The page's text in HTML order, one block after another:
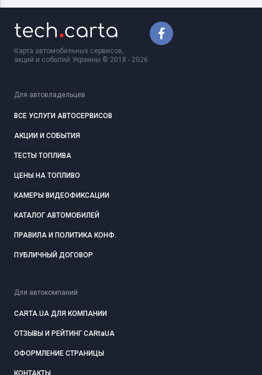
Карта автомобильных сервисов,
акций и событий Украины © 2018 - 2026
Для автовладельцев
ВСЕ УСЛУГИ АВТОСЕРВИСОВ
АКЦИИ И СОБЫТИЯ
ТЕСТЫ ТОПЛИВА
ЦЕНЫ НА ТОПЛИВО
КАМЕРЫ ВИДЕОФИКСАЦИИ
КАТАЛОГ АВТОМОБИЛЕЙ
ПРАВИЛА И ПОЛИТИКА КОНФ.
ПУБЛИЧНЫЙ ДОГОВОР
Для автокомпаний
CARTA.UA ДЛЯ КОМПАНИИ
ОТЗЫВЫ И РЕЙТИНГ CARtaUA
ОФОРМЛЕНИЕ СТРАНИЦЫ
КОНТАКТЫ